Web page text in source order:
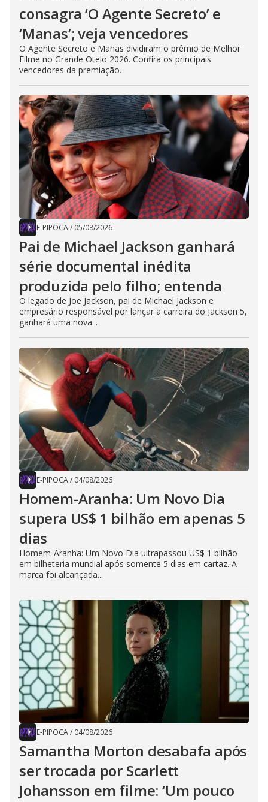
consagra ‘O Agente Secreto’ e
‘Manas’; veja vencedores
O Agente Secreto e Manas dividiram o prêmio de Melhor
Filme no Grande Otelo 2026. Confira os principais
vencedores da premiação.
E-PIPOCA/ 05/08/2026
Pai de Michael Jackson ganhará
série documental inédita
produzida pelo filho; entenda
O legado de Joe Jackson, pai de Michael Jackson e
empresário responsável por lançar a carreira do Jackson 5,
ganhará uma nova...
E-PIPOCA/ 04/08/2026
Homem-Aranha: Um Novo Dia
supera US$ 1 bilhão em apenas 5
dias
Homem-Aranha: Um Novo Dia ultrapassou US$ 1 bilhão
em bilheteria mundial após somente 5 dias em cartaz. A
marca foi alcançada...
E-PIPOCA/ 04/08/2026
Samantha Morton desabafa após
ser trocada por Scarlett
Johansson em filme: ‘Um pouco